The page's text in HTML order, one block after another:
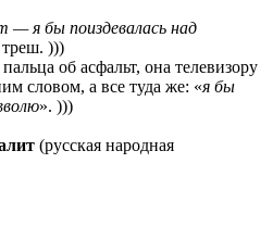
— я бы поиздевалась над
)))
об асфальт, она телевизору
словом, а все туда же: «я бы
». )))
(русская народная